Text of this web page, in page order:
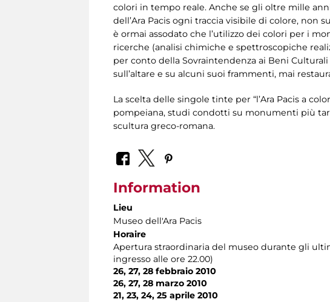
colori in tempo reale. Anche se gli oltre mille
dell’Ara Pacis ogni traccia visibile di colore, non
è ormai assodato che l’utilizzo dei colori per i
ricerche (analisi chimiche e spettroscopiche
per conto della Sovraintendenza ai Beni
sull’altare e su alcuni suoi frammenti, mai
La scelta delle singole tinte per “l’Ara Pacis a
pompeiana, studi condotti su monumenti più
scultura greco-romana.
Information
Lieu
Museo dell'Ara Pacis
Horaire
Apertura straordinaria del museo durante gli
ingresso alle ore 22.00)
26, 27, 28 febbraio 2010
26, 27, 28 marzo 2010
21, 23, 24, 25 aprile 2010